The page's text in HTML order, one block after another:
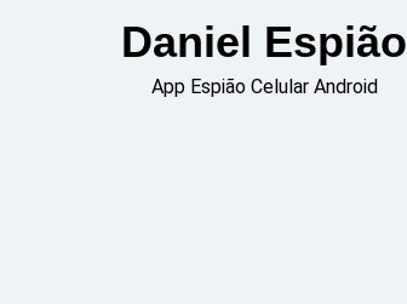
Daniel Espião
App Espião Celular Android